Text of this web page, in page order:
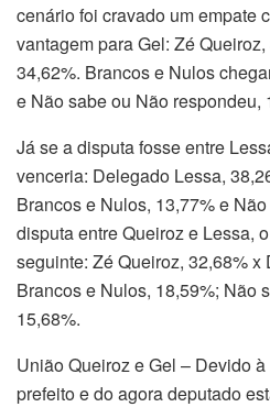
cenário foi cravado um empate
vantagem para Gel: Zé
34,62%. Brancos e Nulos
e Não sabe ou Não respondeu,
Já se a disputa fosse entre
venceria: Delegado Lessa,
Brancos e Nulos, 13,77% e
disputa entre Queiroz e Lessa,
seguinte: Zé Queiroz, 32,68%
Brancos e Nulos, 18,59%; Não
15,68%.
União Queiroz e Gel – Devido
prefeito e do agora deputado